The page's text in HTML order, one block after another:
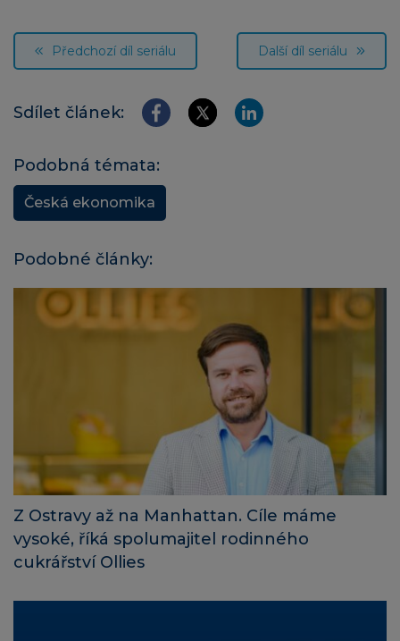
Předchozí díl seriálu Další díl seriálu
Sdílet článek:
Podobná témata:
Česká ekonomika
Podobné články:
Z Ostravy až na Manhattan. Cíle máme
vysoké, říká spolumajitel rodinného
cukrářství Ollies